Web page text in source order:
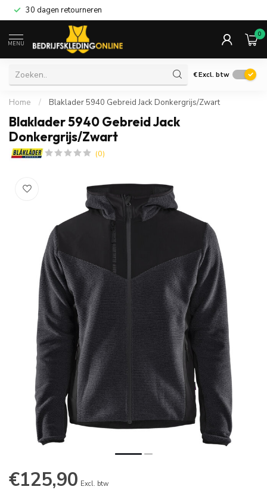
30 dagen retourneren
MENU
0
€Excl. btw
Home / Blaklader 5940 Gebreid Jack Donkergrijs/Zwart
Blaklader 5940 Gebreid Jack
Donkergrijs/Zwart
(0)
€125,90 Excl. btw